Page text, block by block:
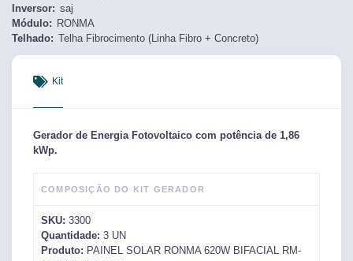
Inversor: saj
Módulo: RONMA
Telhado: Telha Fibrocimento (Linha Fibro + Concreto)
Kit
Gerador de Energia Fotovoltaico com potência de 1,86
kWp.
COMPOSIÇÃO DO KIT GERADOR
SKU: 3300
Quantidade: 3 UN
Produto: PAINEL SOLAR RONMA 620W BIFACIAL RM-